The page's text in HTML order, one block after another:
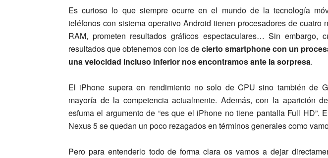
Es curioso lo que siempre ocurre en el mundo de la tecnología
teléfonos con sistema operativo Android tienen procesadores de cuatro
RAM, prometen resultados gráficos espectaculares… Sin embargo,
resultados que obtenemos con los decierto smartphone con un
una velocidad incluso inferior nos encontramos ante la sorpresa.
El iPhone supera en rendimiento no solo de CPU sino también de
mayoría de la competencia actualmente. Además, con la aparición
esfuma el argumento de “es que el iPhone no tiene pantalla Full HD”.
Nexus 5 se quedan un poco rezagados en términos generales como
Pero para entenderlo todo de forma clara os vamos a dejar